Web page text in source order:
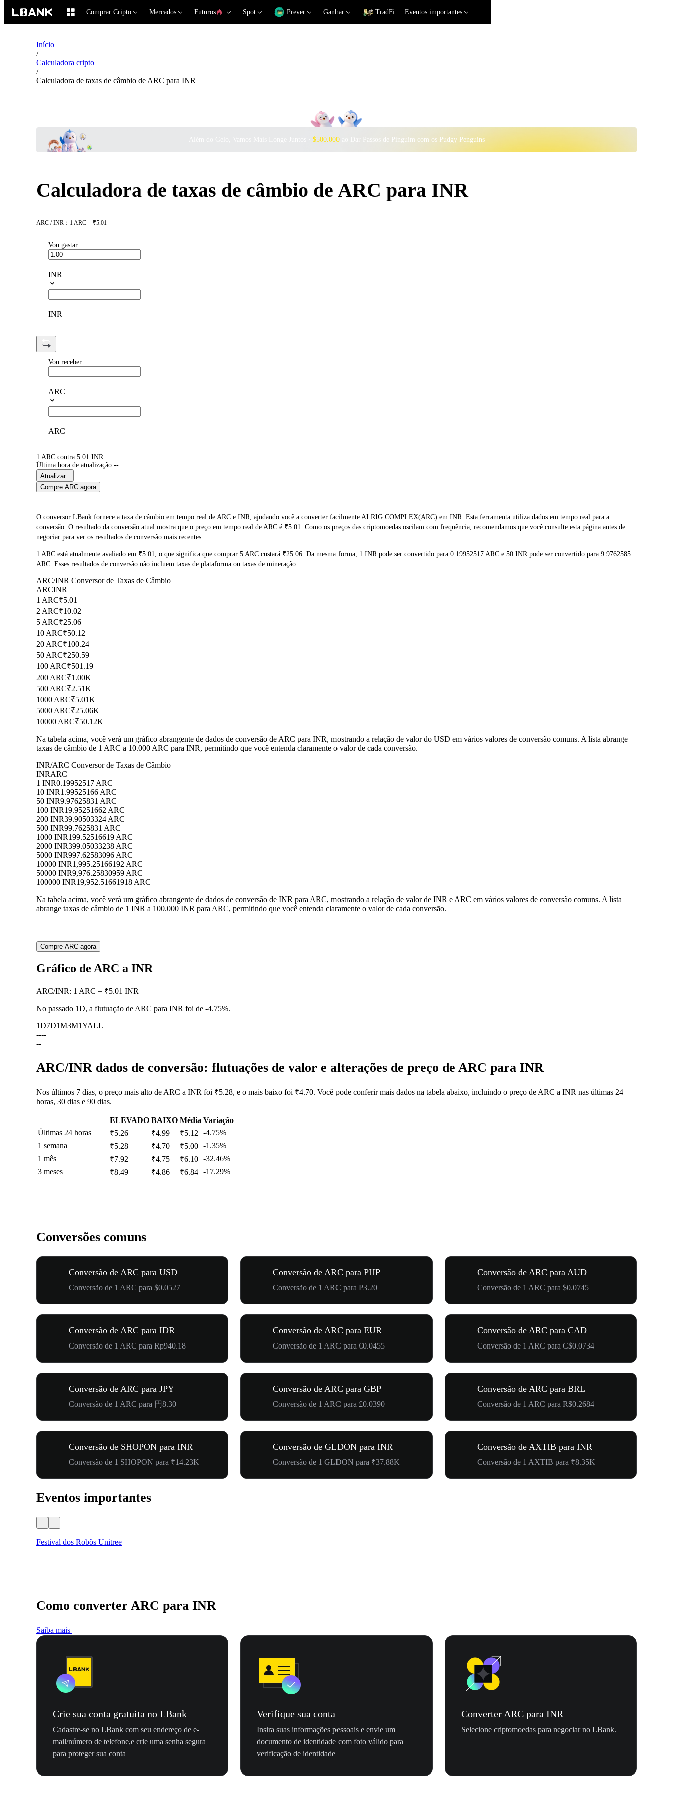
Comprar Cripto Mercados Futuros Spot Prever Ganhar TradFi Eventos importantes
Início
/
Calculadora cripto
/
Calculadora de taxas de câmbio de ARC para INR
$500.000ao Dar Passos de Pinguim com os Pudgy Penguins
Calculadora de taxas de câmbio de ARC para INR
ARC / INR：1 ARC = ₹5.01
Vou gastar
INR
INR
Vou receber
ARC
ARC
1 ARC contra 5.01 INR
Última hora de atualização --
Atualizar
Compre ARC agora
O conversor LBank fornece a taxa de câmbio em tempo real de ARC e INR, ajudando você a converter facilmente AI RIG COMPLEX(ARC) em INR. Esta ferramenta utiliza dados em tempo real para a
conversão. O resultado da conversão atual mostra que o preço em tempo real de ARC é ₹5.01. Como os preços das criptomoedas oscilam com frequência, recomendamos que você consulte esta página antes de
negociar para ver os resultados de conversão mais recentes.
1 ARC está atualmente avaliado em ₹5.01, o que significa que comprar 5 ARC custará ₹25.06. Da mesma forma, 1 INR pode ser convertido para 0.19952517 ARC e 50 INR pode ser convertido para 9.9762585
ARC. Esses resultados de conversão não incluem taxas de plataforma ou taxas de mineração.
ARC/INR Conversor de Taxas de Câmbio
ARCINR
1 ARC₹5.01
2 ARC₹10.02
5 ARC₹25.06
10 ARC₹50.12
20 ARC₹100.24
50 ARC₹250.59
100 ARC₹501.19
200 ARC₹1.00K
500 ARC₹2.51K
1000 ARC₹5.01K
5000 ARC₹25.06K
10000 ARC₹50.12K
Na tabela acima, você verá um gráfico abrangente de dados de conversão de ARC para INR, mostrando a relação de valor do USD em vários valores de conversão comuns. A lista abrange
taxas de câmbio de 1 ARC a 10.000 ARC para INR, permitindo que você entenda claramente o valor de cada conversão.
INR/ARC Conversor de Taxas de Câmbio
INRARC
1 INR0.19952517 ARC
10 INR1.99525166 ARC
50 INR9.97625831 ARC
100 INR19.95251662 ARC
200 INR39.90503324 ARC
500 INR99.7625831 ARC
1000 INR199.52516619 ARC
2000 INR399.05033238 ARC
5000 INR997.62583096 ARC
10000 INR1,995.25166192 ARC
50000 INR9,976.25830959 ARC
100000 INR19,952.51661918 ARC
Na tabela acima, você verá um gráfico abrangente de dados de conversão de INR para ARC, mostrando a relação de valor de INR e ARC em vários valores de conversão comuns. A lista
abrange taxas de câmbio de 1 INR a 100.000 INR para ARC, permitindo que você entenda claramente o valor de cada conversão.
Compre ARC agora
Gráfico de ARC a INR
ARC/INR: 1 ARC = ₹5.01 INR
No passado 1D, a flutuação de ARC para INR foi de -4.75%.
1D7D1M3M1YALL
----
--
ARC/INR dados de conversão: flutuações de valor e alterações de preço de ARC para INR
Nos últimos 7 dias, o preço mais alto de ARC a INR foi ₹5.28, e o mais baixo foi ₹4.70. Você pode conferir mais dados na tabela abaixo, incluindo o preço de ARC a INR nas últimas 24
horas, 30 dias e 90 dias.
ELEVADO BAIXO Média Variação
Últimas 24 horas
₹5.26 ₹4.99 ₹5.12
-4.75%
1 semana
₹5.28 ₹4.70 ₹5.00 -1.35%
1 mês
₹7.92 ₹4.75 ₹6.10 -32.46%
3 meses
₹8.49 ₹4.86 ₹6.84 -17.29%
Conversões comuns
Conversão de ARC para USD
Conversão de 1 ARC para $0.0527
Conversão de ARC para PHP
Conversão de 1 ARC para ₱3.20
Conversão de ARC para AUD
Conversão de 1 ARC para $0.0745
Conversão de ARC para IDR
Conversão de 1 ARC para Rp940.18
Conversão de ARC para EUR
Conversão de 1 ARC para €0.0455
Conversão de ARC para CAD
Conversão de 1 ARC para C$0.0734
Conversão de ARC para JPY
Conversão de 1 ARC para 円8.30
Conversão de ARC para GBP
Conversão de 1 ARC para £0.0390
Conversão de ARC para BRL
Conversão de 1 ARC para R$0.2684
Conversão de SHOPON para INR
Conversão de 1 SHOPON para ₹14.23K
Conversão de GLDON para INR
Conversão de 1 GLDON para ₹37.88K
Conversão de AXTIB para INR
Conversão de 1 AXTIB para ₹8.35K
Eventos importantes
Festival dos Robôs Unitree
Como converter ARC para INR
Saiba mais
Crie sua conta gratuita no LBank
Cadastre-se no LBank com seu endereço de e-
mail/número de telefone,e crie uma senha segura
para proteger sua conta
Verifique sua conta
Insira suas informações pessoais e envie um
documento de identidade com foto válido para
verificação de identidade
Converter ARC para INR
Selecione criptomoedas para negociar no LBank.